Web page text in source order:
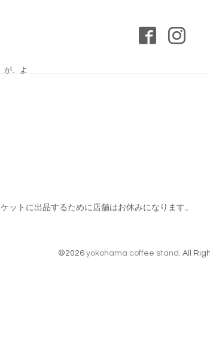
が、よ
ットに出品するために店舗はお休みになります。
©2026 yokohama coffee stand . All